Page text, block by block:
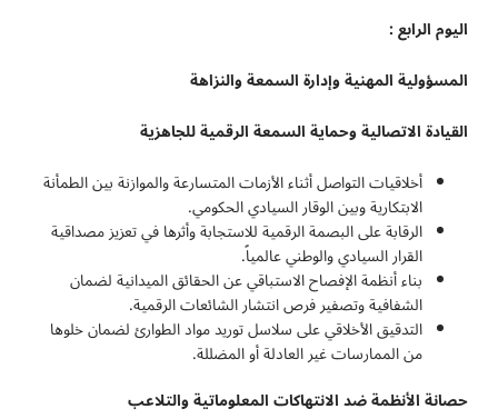
اليوم الرابع :
المسؤولية المهنية وإدارة السمعة والنزاهة
القيادة الاتصالية وحماية السمعة الرقمية للجاهزية
أخلاقيات التواصل أثناء الأزمات المتسارعة والموازنة بين الطمأنة
الابتكارية وبين الوقار السيادي الحكومي.
الرقابة على البصمة الرقمية للاستجابة وأثرها في تعزيز مصداقية
القرار السيادي والوطني عالمياً.
بناء أنظمة الإفصاح الاستباقي عن الحقائق الميدانية لضمان
الشفافية وتصفير فرص انتشار الشائعات الرقمية.
التدقيق الأخلاقي على سلاسل توريد مواد الطوارئ لضمان خلوها
من الممارسات غير العادلة أو المضللة.
حصانة الأنظمة ضد الانتهاكات المعلوماتية والتلاعب